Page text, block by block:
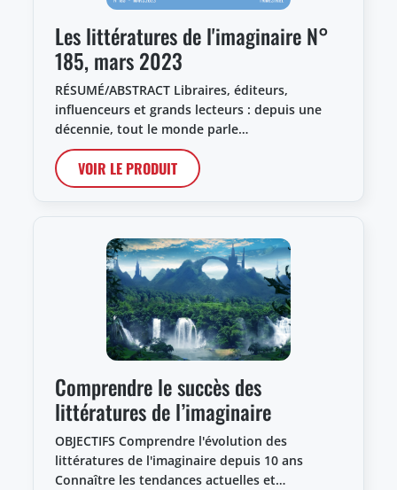
Les littératures de l'imaginaire N°
185, mars 2023
RÉSUMÉ/ABSTRACT Libraires, éditeurs,
influenceurs et grands lecteurs : depuis une
décennie, tout le monde parle…
VOIR LE PRODUIT
Comprendre le succès des
littératures de l’imaginaire
OBJECTIFS Comprendre l'évolution des
littératures de l'imaginaire depuis 10 ans
Connaître les tendances actuelles et…